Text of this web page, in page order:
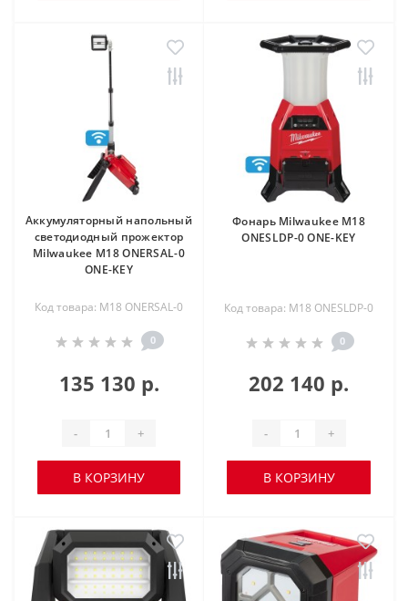
Аккумуляторный напольный
светодиодный прожектор
Milwaukee M18 ONERSAL-0
ONE-KEY
Код товара: M18 ONERSAL-0
0
135 130 р.
- +
В КОРЗИНУ
Фонарь Milwaukee M18
ONESLDP-0 ONE-KEY
Код товара: M18 ONESLDP-0
0
202 140 р.
- +
В КОРЗИНУ